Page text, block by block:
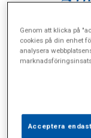
Genom att klicka på
cookies på din enhet
analysera
Acceptera